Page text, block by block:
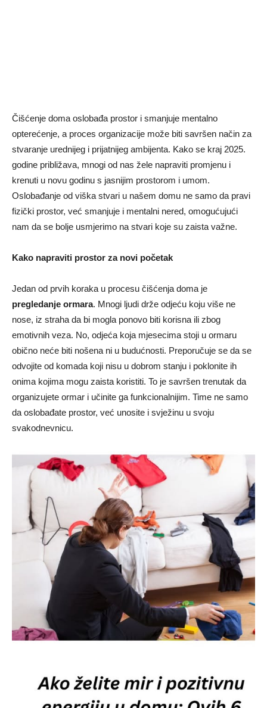
Čišćenje doma oslobađa prostor i smanjuje mentalno
opterećenje, a proces organizacije može biti savršen način za
stvaranje urednijeg i prijatnijeg ambijenta. Kako se kraj 2025.
godine približava, mnogi od nas žele napraviti promjenu i
krenuti u novu godinu s jasnijim prostorom i umom.
Oslobađanje od viška stvari u našem domu ne samo da pravi
fizički prostor, već smanjuje i mentalni nered, omogućujući
nam da se bolje usmjerimo na stvari koje su zaista važne.
Kako napraviti prostor za novi početak
Jedan od prvih koraka u procesu čišćenja doma je
pregledanje ormara. Mnogi ljudi drže odjeću koju više ne
nose, iz straha da bi mogla ponovo biti korisna ili zbog
emotivnih veza. No, odjeća koja mjesecima stoji u ormaru
obično neće biti nošena ni u budućnosti. Preporučuje se da se
odvojite od komada koji nisu u dobrom stanju i poklonite ih
onima kojima mogu zaista koristiti. To je savršen trenutak da
organizujete ormar i učinite ga funkcionalnijim. Time ne samo
da oslobađate prostor, već unosite i svježinu u svoju
svakodnevnicu.